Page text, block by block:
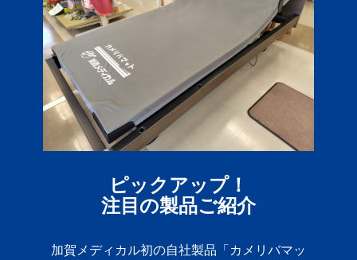
ピックアップ！
注目の製品ご紹介
加賀メディカル初の自社製品「カメリバマッ